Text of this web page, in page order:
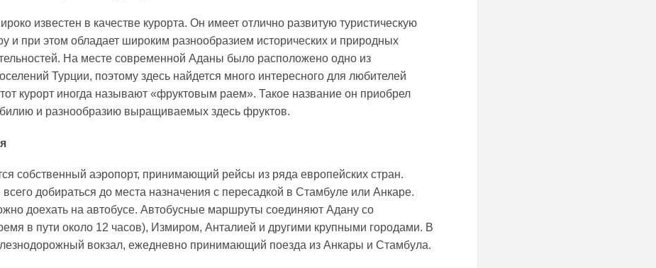
известен в качестве курорта. Он имеет отлично развитую туристическую
и при этом обладает широким разнообразием исторических и природных
На месте современной Аданы было расположено одно из
Турции, поэтому здесь найдется много интересного для любителей
курорт иногда называют «фруктовым раем». Такое название он приобрел
и разнообразию выращиваемых здесь фруктов.
собственный аэропорт, принимающий рейсы из ряда европейских стран.
добираться до места назначения с пересадкой в Стамбуле или Анкаре.
доехать на автобусе. Автобусные маршруты соединяют Адану со
в пути около 12 часов), Измиром, Анталией и другими крупными городами. В
вокзал, ежедневно принимающий поезда из Анкары и Стамбула.